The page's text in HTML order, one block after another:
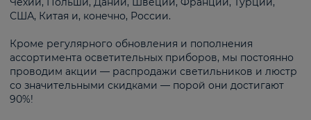
США, Китая и, конечно, России.
Кроме регулярного обновления и пополнения
ассортимента осветительных приборов, мы постоянно
проводим акции — распродажи светильников и люстр
со значительными скидками — порой они достигают
90%!